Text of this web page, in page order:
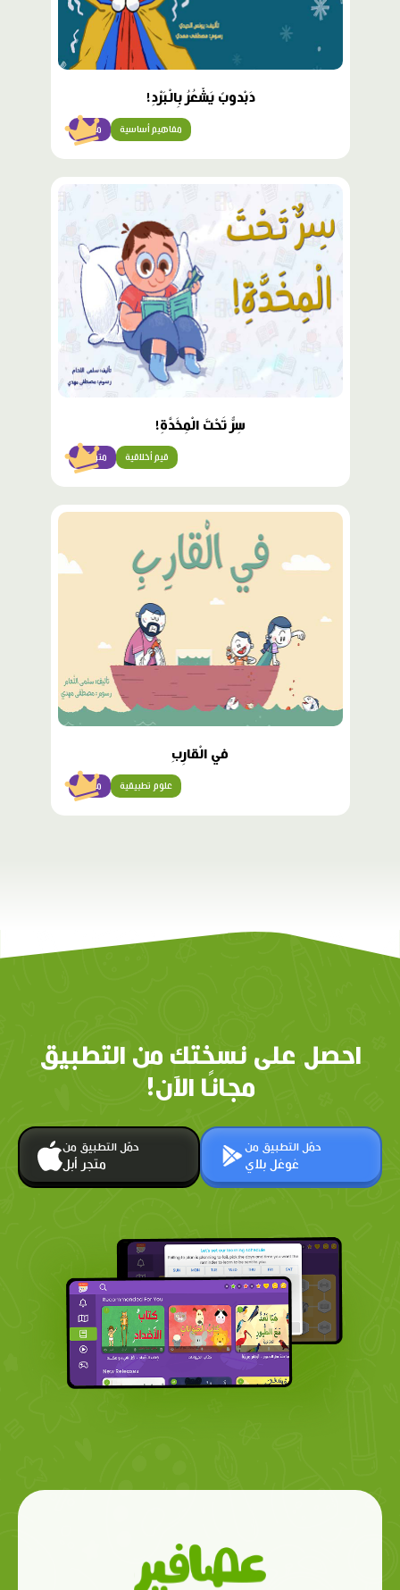
دَبْدوبٌ يَشْعُرُ بِالْبَرْدِ!
مبتدئ مفاهيم أساسية
محتوى
سِرٌّ تَحْتَ الْمِخَدَّةِ!
متوسّط قيم أخلاقية
محتوى
في الْقارِبِ
مبتدئ علوم تطبيقية
احصل على نسختك من التطبيق
مجانًا الآن!
حمّل التطبيق من
متجر أبل
حمّل التطبيق من
غوغل بلاي